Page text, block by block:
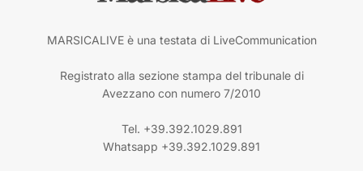
MARSICALIVE è una testata di LiveCommunication
Registrato alla sezione stampa del tribunale di
Avezzano con numero 7/2010
Tel. +39.392.1029.891
Whatsapp +39.392.1029.891